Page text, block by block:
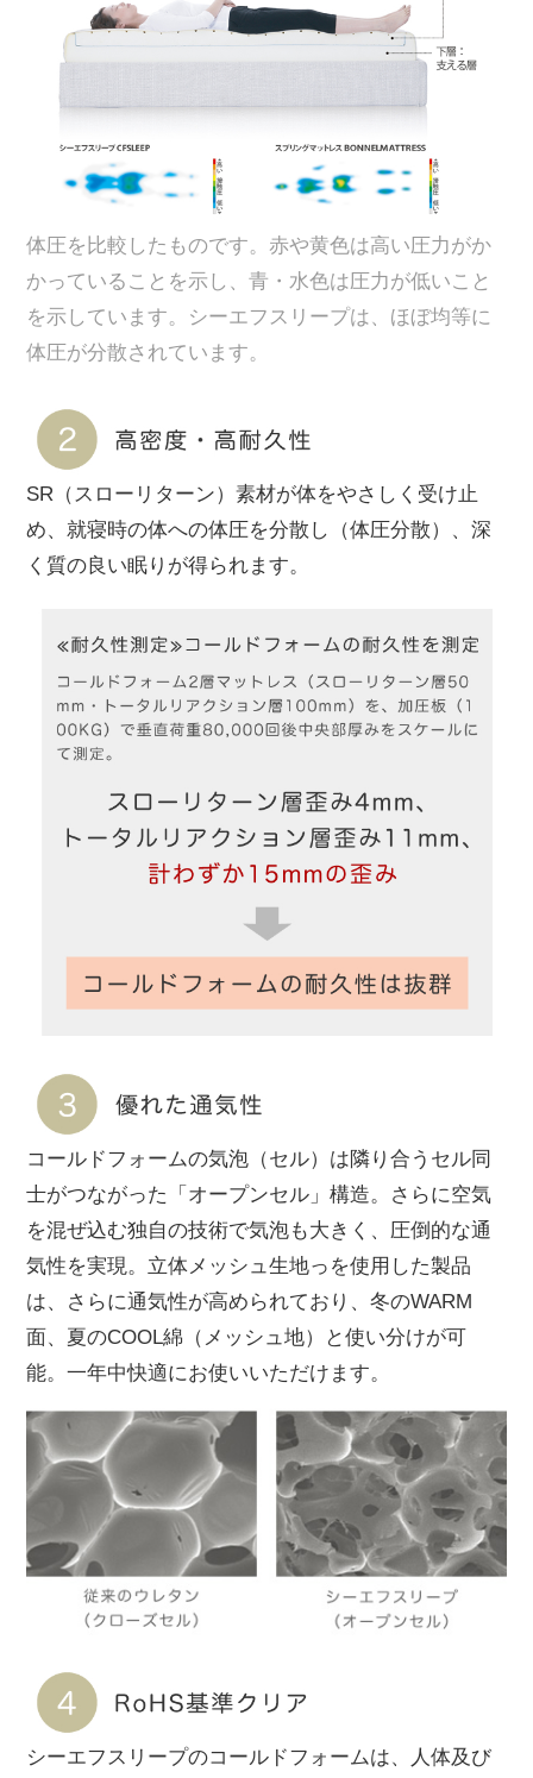
体圧を比較したものです。赤や黄色は高い圧力がか
かっていることを示し、青・水色は圧力が低いこと
を示しています。シーエフスリープは、ほぼ均等に
体圧が分散されています。
SR（スローリターン）素材が体をやさしく受け止
め、就寝時の体への体圧を分散し（体圧分散）、深
く質の良い眠りが得られます。
コールドフォームの気泡（セル）は隣り合うセル同
士がつながった「オープンセル」構造。さらに空気
を混ぜ込む独自の技術で気泡も大きく、圧倒的な通
気性を実現。立体メッシュ生地っを使用した製品
は、さらに通気性が高められており、冬のWARM
面、夏のCOOL綿（メッシュ地）と使い分けが可
能。一年中快適にお使いいただけます。
シーエフスリープのコールドフォームは、人体及び